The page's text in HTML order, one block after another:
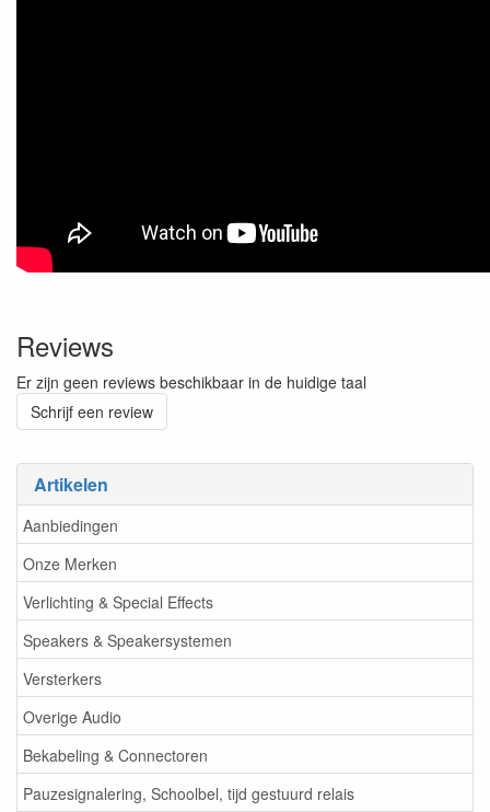
Artikelen
Aanbiedingen
Onze Merken
Verlichting & Special Effects
Speakers & Speakersystemen
Versterkers
Overige Audio
Bekabeling & Connectoren
Pauzesignalering, Schoolbel, tijd gestuurd relais
Reviews
Er zijn geen reviews beschikbaar in de huidige taal
Schrijf een review